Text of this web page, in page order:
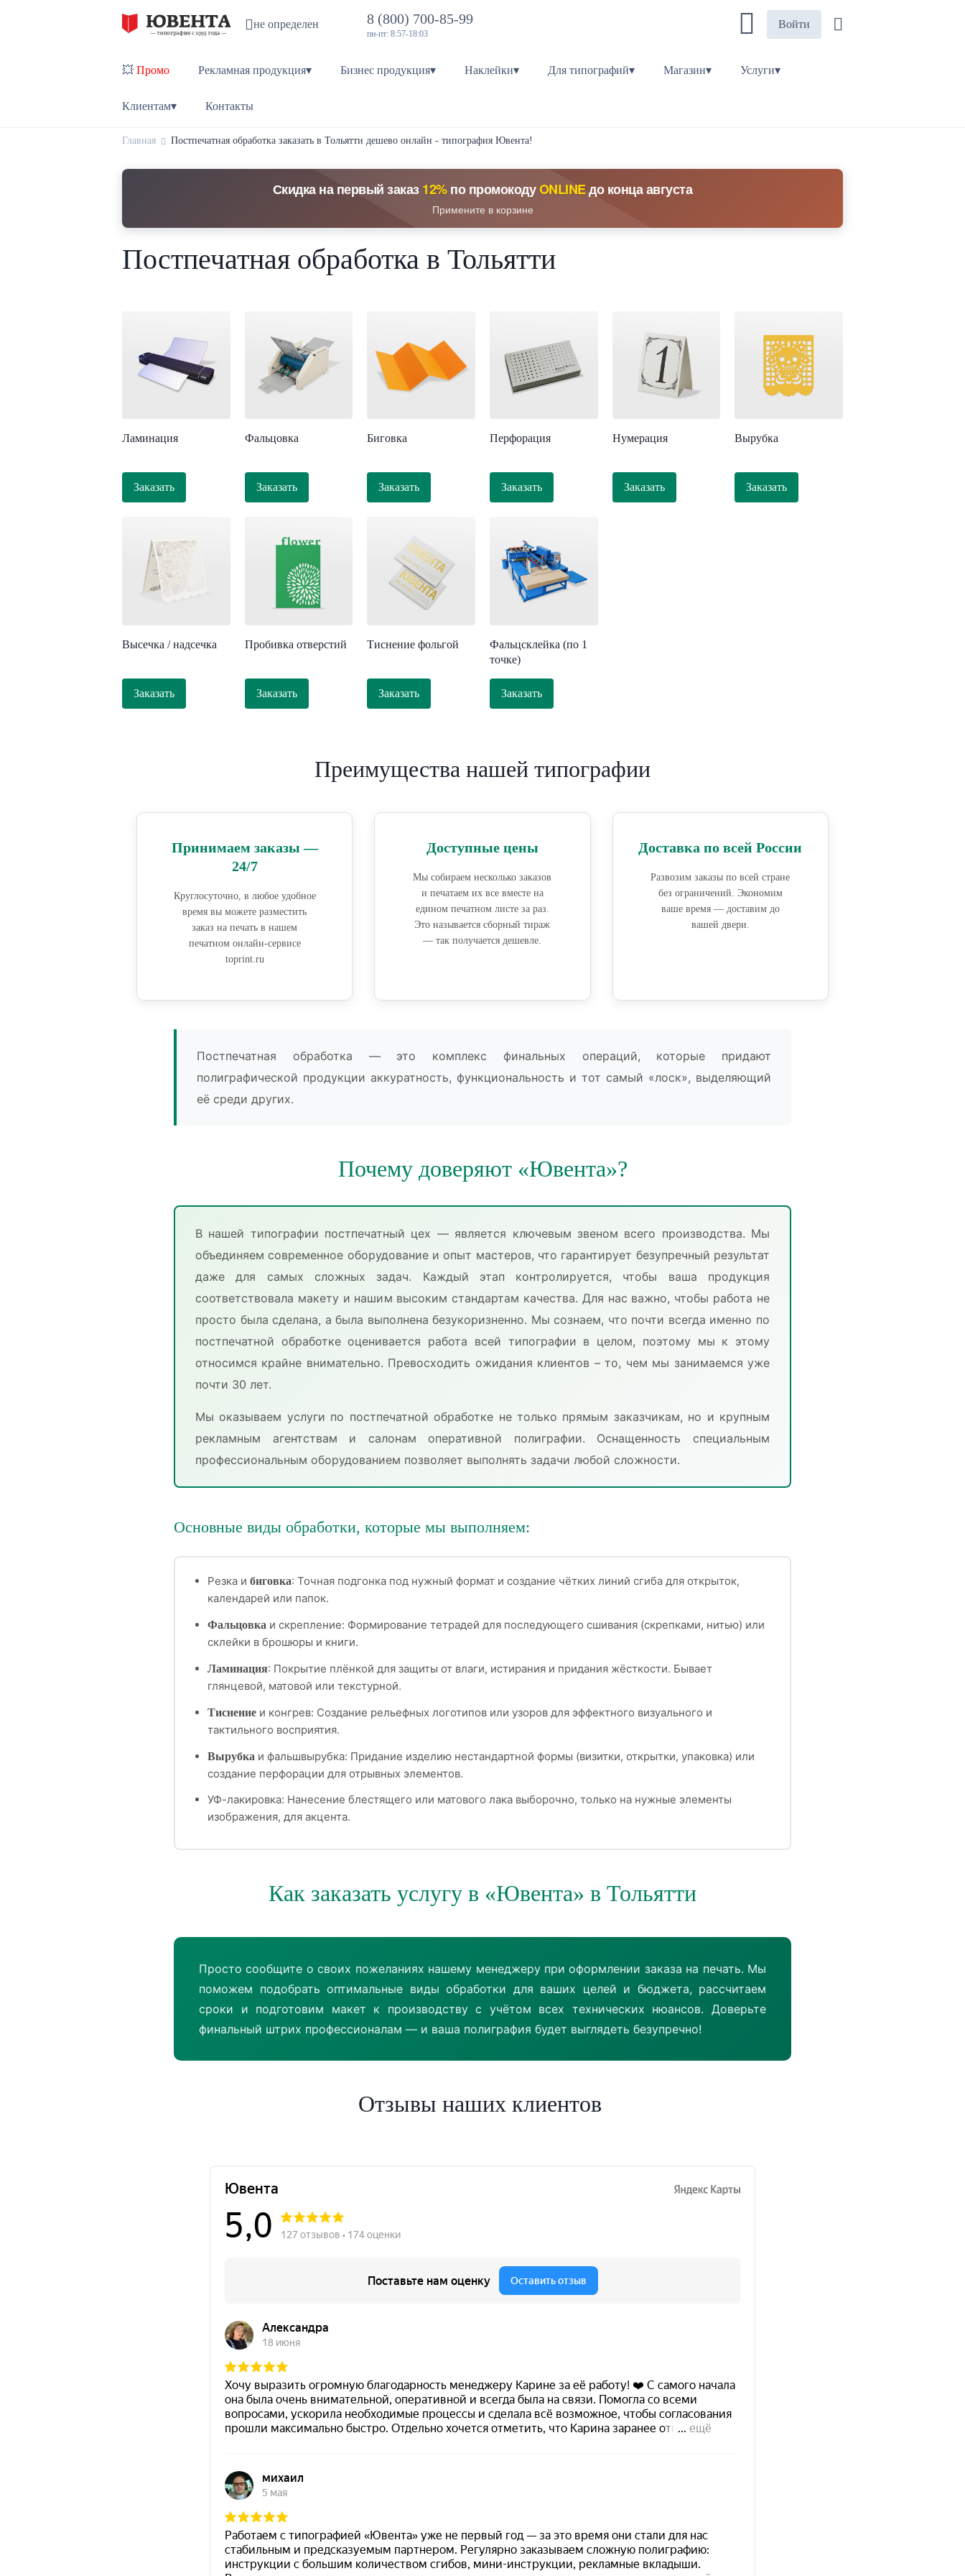
не определен 8 (800) 700-85-99
пн-пт: 8:57-18:03
Войти
💥 Промо Рекламная продукция▾ Бизнес продукция▾ Наклейки▾ Для типографий▾ Магазин▾ Услуги▾
Клиентам▾ Контакты
Главная Постпечатная обработка заказать в Тольятти дешево онлайн - типография Ювента!
Скидка на первый заказ12%по промокодуONLINEдо конца августа
Примените в корзине
Постпечатная обработка в Тольятти
Ламинация
Заказать
Фальцовка
Заказать
Биговка
Заказать
Перфорация
Заказать
Нумерация
Заказать
Вырубка
Заказать
Высечка / надсечка
Заказать
Пробивка отверстий
Заказать
Тиснение фольгой
Заказать
Фальцсклейка (по 1
точке)
Заказать
Преимущества нашей типографии
Принимаем заказы —
24/7
Круглосуточно, в любое удобное
время вы можете разместить
заказ на печать в нашем
печатном онлайн-сервисе
toprint.ru
Доступные цены
Мы собираем несколько заказов
и печатаем их все вместе на
едином печатном листе за раз.
Это называется сборный тираж
— так получается дешевле.
Доставка по всей России
Развозим заказы по всей стране
без ограничений. Экономим
ваше время — доставим до
вашей двери.
Постпечатная обработка — это комплекс финальных операций, которые придают
полиграфической продукции аккуратность, функциональность и тот самый «лоск», выделяющий
её среди других.
Почему доверяют «Ювента»?
В нашей типографии постпечатный цех — является ключевым звеном всего производства. Мы
объединяем современное оборудование и опыт мастеров, что гарантирует безупречный результат
даже для самых сложных задач. Каждый этап контролируется, чтобы ваша продукция
соответствовала макету и нашим высоким стандартам качества. Для нас важно, чтобы работа не
просто была сделана, а была выполнена безукоризненно. Мы сознаем, что почти всегда именно по
постпечатной обработке оценивается работа всей типографии в целом, поэтому мы к этому
относимся крайне внимательно. Превосходить ожидания клиентов – то, чем мы занимаемся уже
почти 30 лет.
Мы оказываем услуги по постпечатной обработке не только прямым заказчикам, но и крупным
рекламным агентствам и салонам оперативной полиграфии. Оснащенность специальным
профессиональным оборудованием позволяет выполнять задачи любой сложности.
Основные виды обработки, которые мы выполняем:
Резка и биговка: Точная подгонка под нужный формат и создание чётких линий сгиба для открыток,
календарей или папок.
Фальцовка и скрепление: Формирование тетрадей для последующего сшивания (скрепками, нитью) или
склейки в брошюры и книги.
Ламинация: Покрытие плёнкой для защиты от влаги, истирания и придания жёсткости. Бывает
глянцевой, матовой или текстурной.
Тиснение и конгрев: Создание рельефных логотипов или узоров для эффектного визуального и
тактильного восприятия.
Вырубка и фальшвырубка: Придание изделию нестандартной формы (визитки, открытки, упаковка) или
создание перфорации для отрывных элементов.
УФ-лакировка: Нанесение блестящего или матового лака выборочно, только на нужные элементы
изображения, для акцента.
Как заказать услугу в «Ювента» в Тольятти
Просто сообщите о своих пожеланиях нашему менеджеру при оформлении заказа на печать. Мы
поможем подобрать оптимальные виды обработки для ваших целей и бюджета, рассчитаем
сроки и подготовим макет к производству с учётом всех технических нюансов. Доверьте
финальный штрих профессионалам — и ваша полиграфия будет выглядеть безупречно!
Отзывы наших клиентов